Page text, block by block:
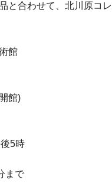
と合わせて、北川原コ
館
館)
5時
まで